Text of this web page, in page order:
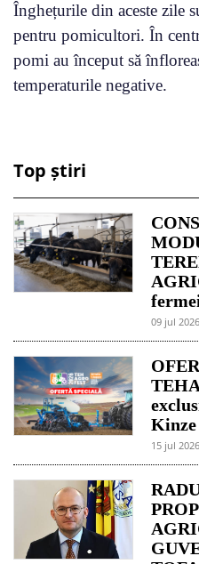
Înghețurile din aceste zile
pentru pomicultori. În
pomi au început să
temperaturile negative.
Top știri
09 jul 2026
Kinze
15 jul 2026